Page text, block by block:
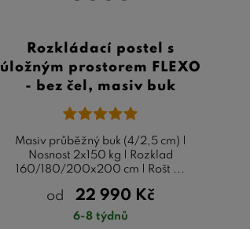
Rozkládací postel s
úložným prostorem FLEXO
- bez čel, masiv buk
Masiv průběžný buk (4/2,5 cm) |
Nosnost 2x150 kg | Rozklad
160/180/200x200 cm | Rošt ...
od 22 990 Kč
6-8 týdnů